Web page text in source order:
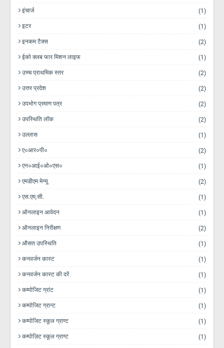
इंचार्ज (1)
इटर (1)
इनकम टैक्स (2)
ईको क्लब फार मिशन लाइफ (1)
उच्च प्राथमिक स्तर (2)
उत्तर प्रदेश (2)
उपभोग प्रमाण पत्र (2)
उपस्थिति लॉक (2)
उल्लास (1)
ए०आर०पी० (2)
एन०आई०ओ०एस० (1)
एमडीएम मेन्यू (2)
एस.एम्.सी. (1)
ऑनलाइन आवेदन (1)
ऑनलाइन निरीक्षण (2)
औसत उपस्थिति (1)
कनवर्जन कास्ट (1)
कनवर्जन कास्ट की दरें (1)
कम्पोजिट ग्रांट (1)
कम्पोजिट ग्रान्ट (1)
कम्पोजिट स्कूल ग्राण्ट (1)
कम्पोज़िट स्कूल ग्राण्ट (1)